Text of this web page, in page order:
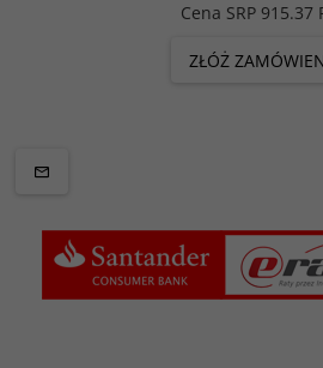
Cena SRP 915.37
ZŁÓŻ